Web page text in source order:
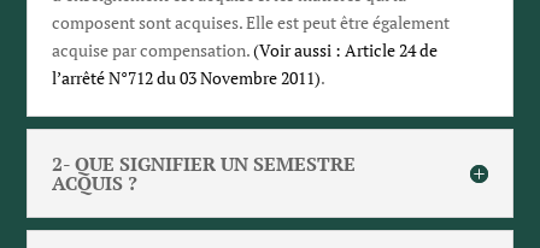
composent sont acquises. Elle est peut être également
acquise par compensation.(Voir aussi : Article 24 de
l’arrêté N°712 du 03 Novembre 2011).
2- QUE SIGNIFIER UN SEMESTRE
ACQUIS ?